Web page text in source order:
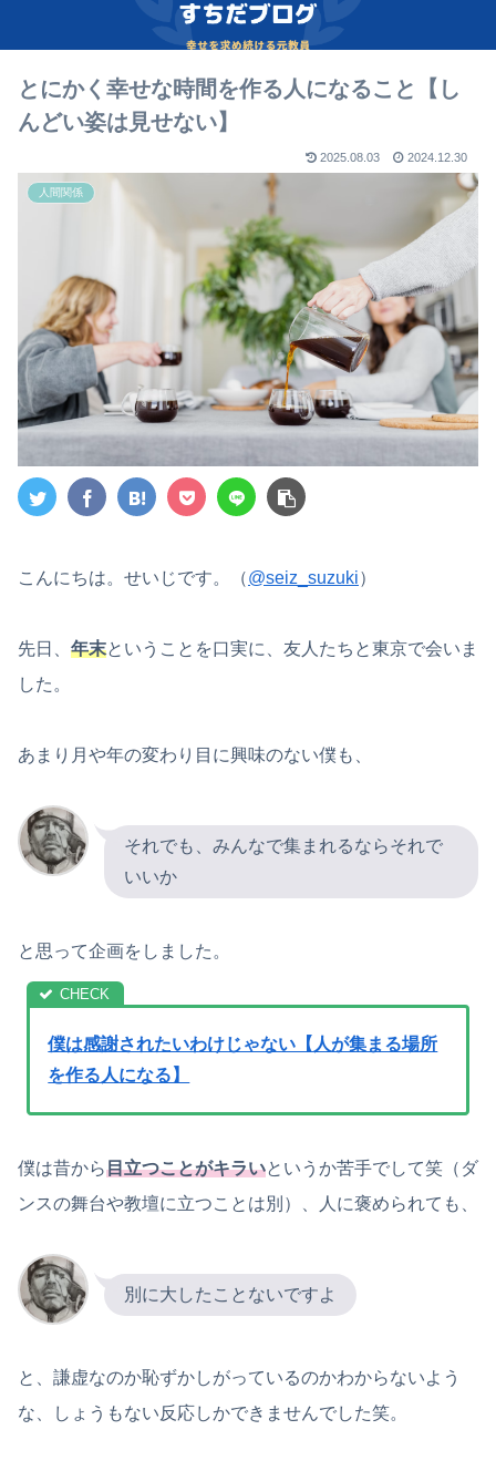
とにかく幸せな時間を作る人になること【し
んどい姿は見せない】
2025.08.03 2024.12.30
人間関係
こんにちは。せいじです。（@seiz_suzuki）
先日、 年末ということを口実に、友人たちと東京で会いま
した。
あまり月や年の変わり目に興味のない僕も、
それでも、みんなで集まれるならそれで
いいか
と思って企画をしました。
僕は感謝されたいわけじゃない【人が集まる場所
を作る人になる】
僕は昔から目立つことがキラいというか苦手でして笑（ダ
ンスの舞台や教壇に立つことは別）、人に褒められても、
別に大したことないですよ
と、謙虚なのか恥ずかしがっているのかわからないよう
な、しょうもない反応しかできませんでした笑。